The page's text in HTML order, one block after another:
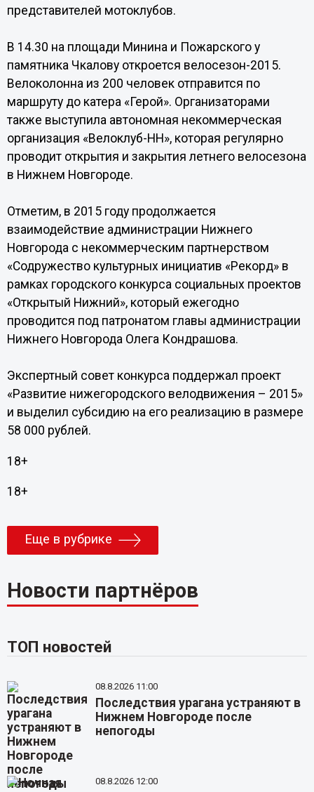
представителей мотоклубов.
В 14.30 на площади Минина и Пожарского у
памятника Чкалову откроется велосезон-2015.
Велоколонна из 200 человек отправится по
маршруту до катера «Герой». Организаторами
также выступила автономная некоммерческая
организация «Велоклуб-НН», которая регулярно
проводит открытия и закрытия летнего велосезона
в Нижнем Новгороде.
Отметим, в 2015 году продолжается
взаимодействие администрации Нижнего
Новгорода с некоммерческим партнерством
«Содружество культурных инициатив «Рекорд» в
рамках городского конкурса социальных проектов
«Открытый Нижний», который ежегодно
проводится под патронатом главы администрации
Нижнего Новгорода Олега Кондрашова.
Экспертный совет конкурса поддержал проект
«Развитие нижегородского велодвижения – 2015»
и выделил субсидию на его реализацию в размере
58 000 рублей.
18+
18+
Еще в рубрике
Новости партнёров
ТОП новостей
08.8.2026 11:00
Последствия урагана устраняют в
Нижнем Новгороде после
непогоды
08.8.2026 12:00